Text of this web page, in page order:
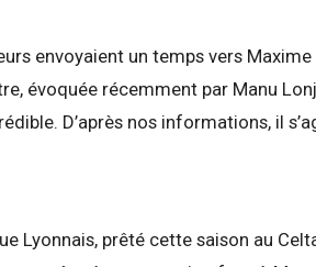
envoyaient un temps vers
évoquée récemment par Manu
D’après nos informations, il
Lyonnais, prêté cette saison au